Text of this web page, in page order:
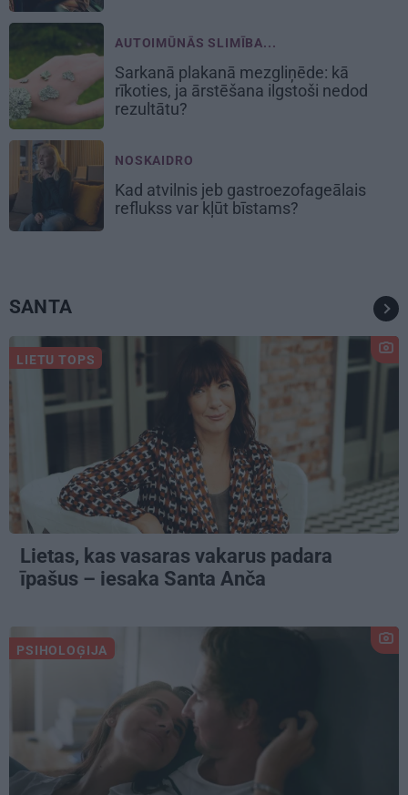
AUTOIMŪNĀS SLIMĪBA...
Sarkanā plakanā mezgliņēde: kā
rīkoties, ja ārstēšana ilgstoši nedod
rezultātu?
NOSKAIDRO
Kad atvilnis jeb gastroezofageālais
reflukss var kļūt bīstams?
SANTA
LIETU TOPS
Lietas, kas vasaras vakarus padara
īpašus – iesaka Santa Anča
PSIHOLOĢIJA